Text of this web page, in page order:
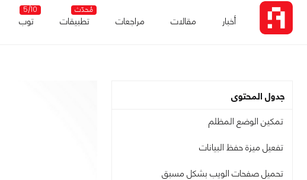
أخبار مقالات مراجعات
مُحدّث
تطبيقات
5/10
توب
جدول المحتوى
تمكين الوضع المظلم
تفعيل ميزة حفظ البيانات
تحميل صفحات الويب بشكل مسبق